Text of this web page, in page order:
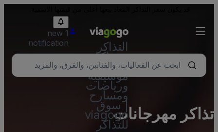
التذاكر
- تذاكر
حفلات
موسيقية
ورياضات
ومسارح
| سوق
viagogo
للتذاكر
1 new
notification
مهرجانات